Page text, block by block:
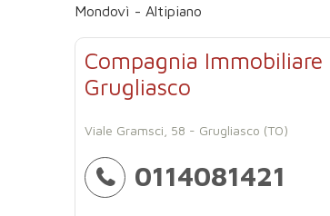
Mondovì - Altipiano
Compagnia Immobiliare
Grugliasco
Viale Gramsci, 58 - Grugliasco (TO)
0114081421